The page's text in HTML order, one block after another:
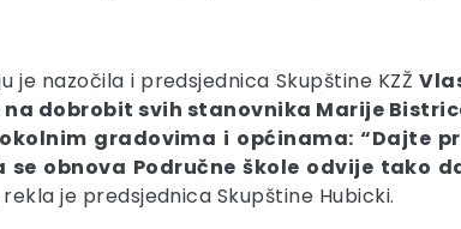
je nazočila i predsjednica Skupštine KZŽ
dobrobit svih stanovnika Marije
gradovima i općinama: “Dajte
se obnova Područne škole odvije tako
rekla je predsjednica Skupštine Hubicki.